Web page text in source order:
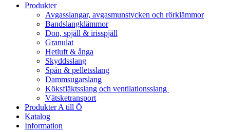
Produkter
Avgasslangar, avgasmunstycken och rörklämmor
Bandslangklämmor
Don, spjäll & irisspjäll
Granulat
Hetluft & ånga
Skyddsslang
Spån & pelletsslang
Dammsugarslang
Köksfläktsslang och ventilationsslang
Vätsketransport
Produkter A till Ö
Katalog
Information